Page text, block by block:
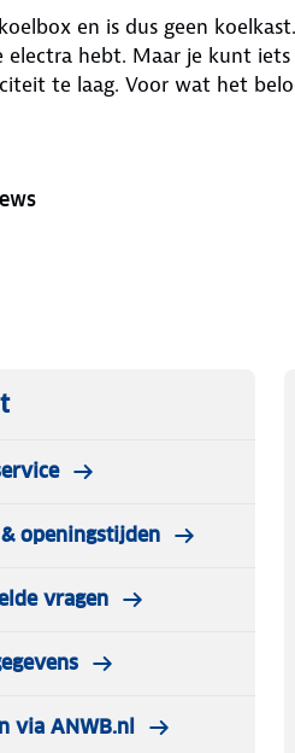
en is dus geen
electra hebt. Maar je kunt
te laag. Voor wat het
openingstijden
vragen
via ANWB.nl